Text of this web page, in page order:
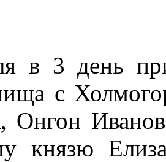
3 день
с
Онгон
князю